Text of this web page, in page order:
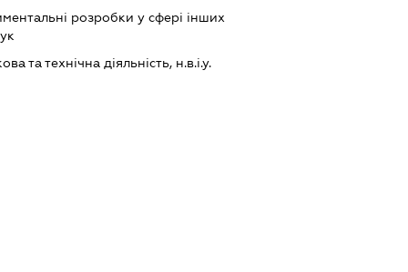
розробки у сфері інших
та технічна діяльність, н.в.і.у.